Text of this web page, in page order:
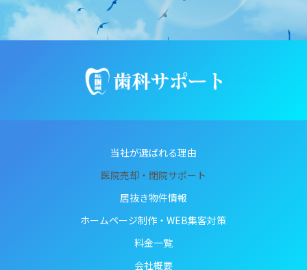
当社が選ばれる理由
医院売却・閉院サポート
居抜き物件情報
ホームページ制作・WEB集客対策
料金一覧
会社概要